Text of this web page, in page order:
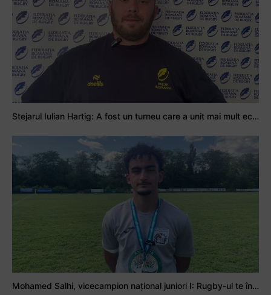
Stejarul Iulian Hartig: A fost un turneu care a unit mai mult echipa
Mohamed Salhi, vicecampion național juniori I: Rugby-ul te învață să accepți și înfrângerile